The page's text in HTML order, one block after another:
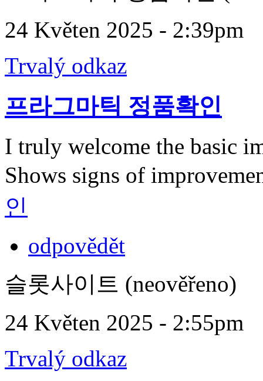
24 Květen 2025 - 2:39pm
Trvalý odkaz
프라그마틱 정품확인
I truly welcome the basic
Shows signs of
인
odpovědět
슬롯사이트 (neověřeno)
24 Květen 2025 - 2:55pm
Trvalý odkaz